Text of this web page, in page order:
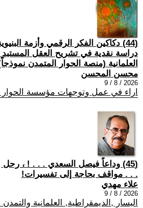
(44) دكاكين الفكر الرقمي وأزمة
دراسة نقدية في تشريح العقل
العلمانية (منصة الحوار المتمدن
محسن المحسن
2026 / 8 / 9
اراء في عمل وتوجهات مؤسسة الحوار
(45) وداعاً فيصل السعدي . . . ! ،
. . . مواقف بحاجة إلى تفسيرات!
علاء مهدي
2026 / 8 / 9
اليسار ,الديمقراطية, العلمانية